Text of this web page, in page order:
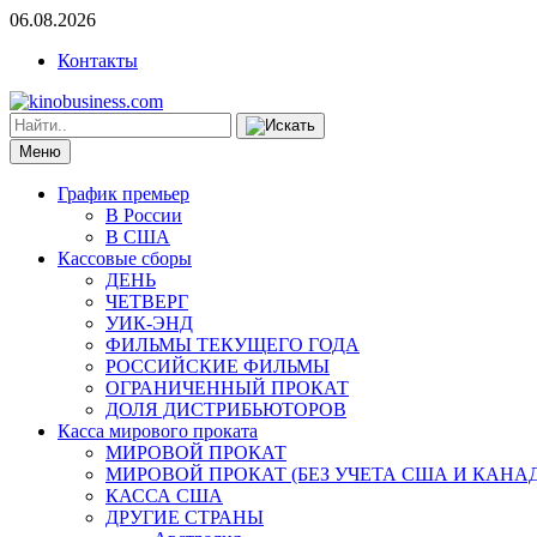
06.08.2026
Контакты
Меню
График премьер
В России
В США
Кассовые сборы
ДЕНЬ
ЧЕТВЕРГ
УИК-ЭНД
ФИЛЬМЫ ТЕКУЩЕГО ГОДА
РОССИЙСКИЕ ФИЛЬМЫ
ОГРАНИЧЕННЫЙ ПРОКАТ
ДОЛЯ ДИСТРИБЬЮТОРОВ
Касса мирового проката
МИРОВОЙ ПРОКАТ
МИРОВОЙ ПРОКАТ (БЕЗ УЧЕТА США И
КАССА США
ДРУГИЕ СТРАНЫ